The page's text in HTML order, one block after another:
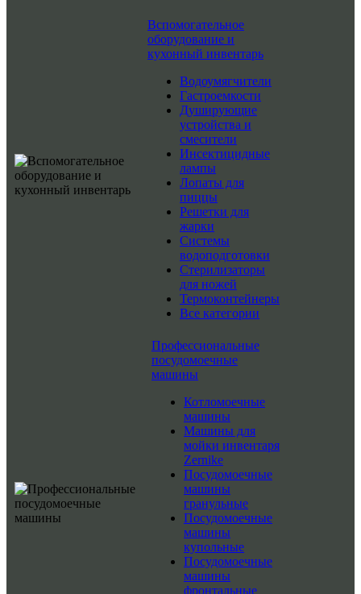
Вспомогательное
оборудование и
кухонный инвентарь
Водоумягчители
Гастроемкости
Душирующие
устройства и
смесители
Инсектицидные
лампы
Лопаты для
пиццы
Решетки для
жарки
Системы
водоподготовки
Стерилизаторы
для ножей
Термоконтейнеры
Все категории
Профессиональные
посудомоечные
машины
Котломоечные
машины
Машины для
мойки инвентаря
Zernike
Посудомоечные
машины
гранульные
Посудомоечные
машины
купольные
Посудомоечные
машины
фронтальные